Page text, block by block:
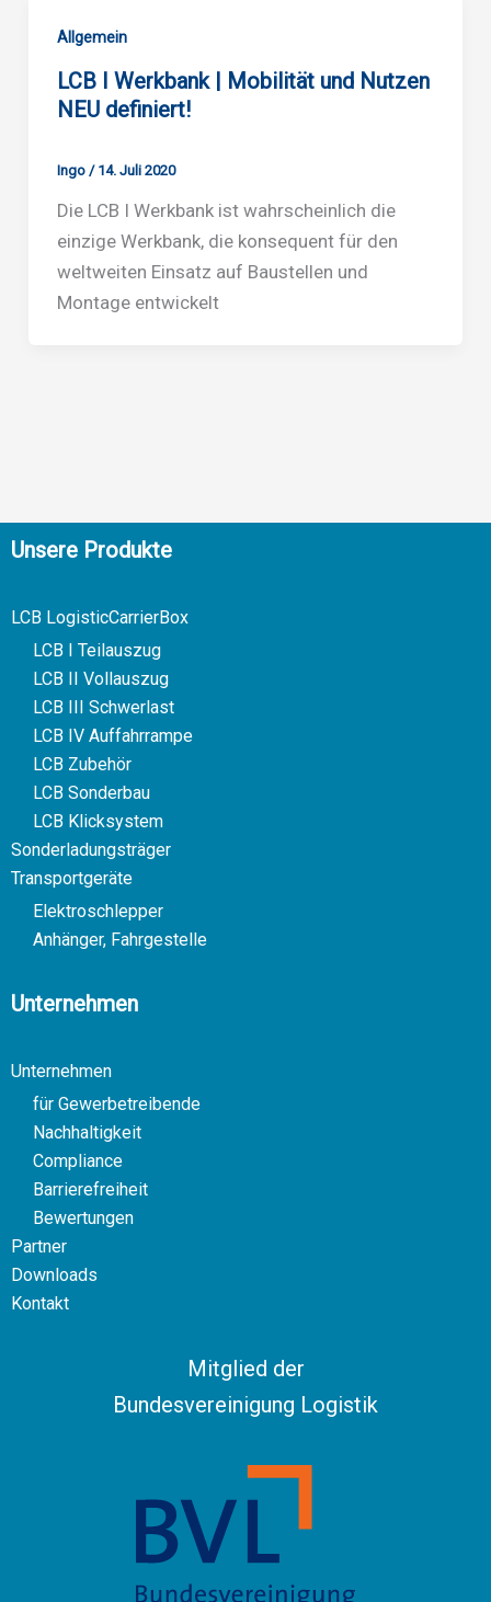
Allgemein
LCB I Werkbank | Mobilität und Nutzen
NEU definiert!
Ingo / 14. Juli 2020
Die LCB I Werkbank ist wahrscheinlich die
einzige Werkbank, die konsequent für den
weltweiten Einsatz auf Baustellen und
Montage entwickelt
Unsere Produkte
LCB LogisticCarrierBox
LCB I Teilauszug
LCB II Vollauszug
LCB III Schwerlast
LCB IV Auffahrrampe
LCB Zubehör
LCB Sonderbau
LCB Klicksystem
Sonderladungsträger
Transportgeräte
Elektroschlepper
Anhänger, Fahrgestelle
Unternehmen
Unternehmen
für Gewerbetreibende
Nachhaltigkeit
Compliance
Barrierefreiheit
Bewertungen
Partner
Downloads
Kontakt
Mitglied der
Bundesvereinigung Logistik